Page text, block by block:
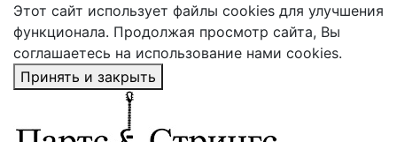
Этот сайт использует файлы cookies для улучшения
функционала. Продолжая просмотр сайта, Вы
соглашаетесь на использование нами cookies.
Принять и закрыть